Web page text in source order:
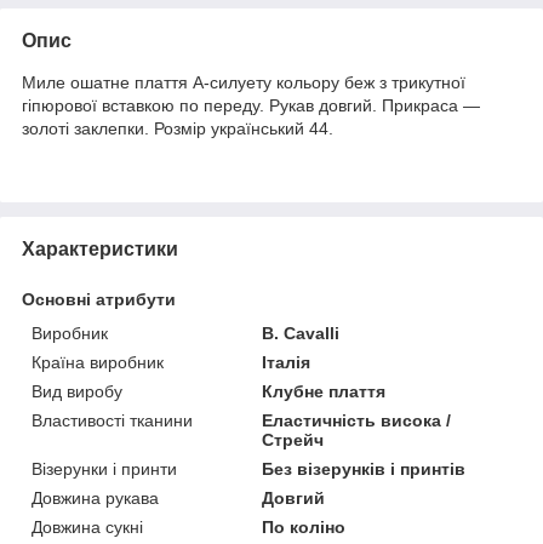
Опис
Миле ошатне плаття А-силуету кольору беж з трикутної
гіпюрової вставкою по переду. Рукав довгий. Прикраса ―
золоті заклепки. Розмір український 44.
Характеристики
Основні атрибути
Виробник
B. Cavalli
Країна виробник
Італія
Вид виробу
Клубне плаття
Властивості тканини
Еластичність висока /
Стрейч
Візерунки і принти
Без візерунків і принтів
Довжина рукава
Довгий
Довжина сукні
По коліно